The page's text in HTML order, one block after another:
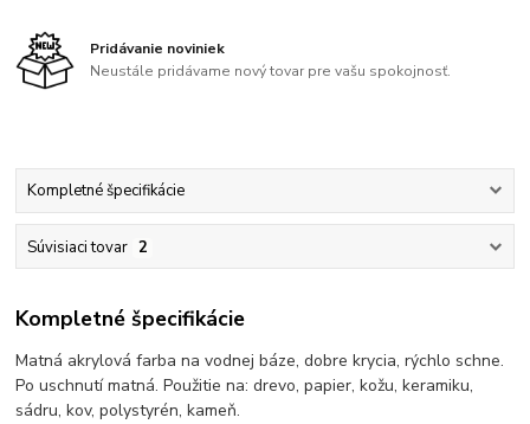
Pridávanie noviniek
Neustále pridávame nový tovar pre vašu spokojnosť.
Kompletné špecifikácie
Súvisiaci tovar 2
Kompletné špecifikácie
Matná akrylová farba na vodnej báze, dobre krycia, rýchlo schne.
Po uschnutí matná. Použitie na: drevo, papier, kožu, keramiku,
sádru, kov, polystyrén, kameň.